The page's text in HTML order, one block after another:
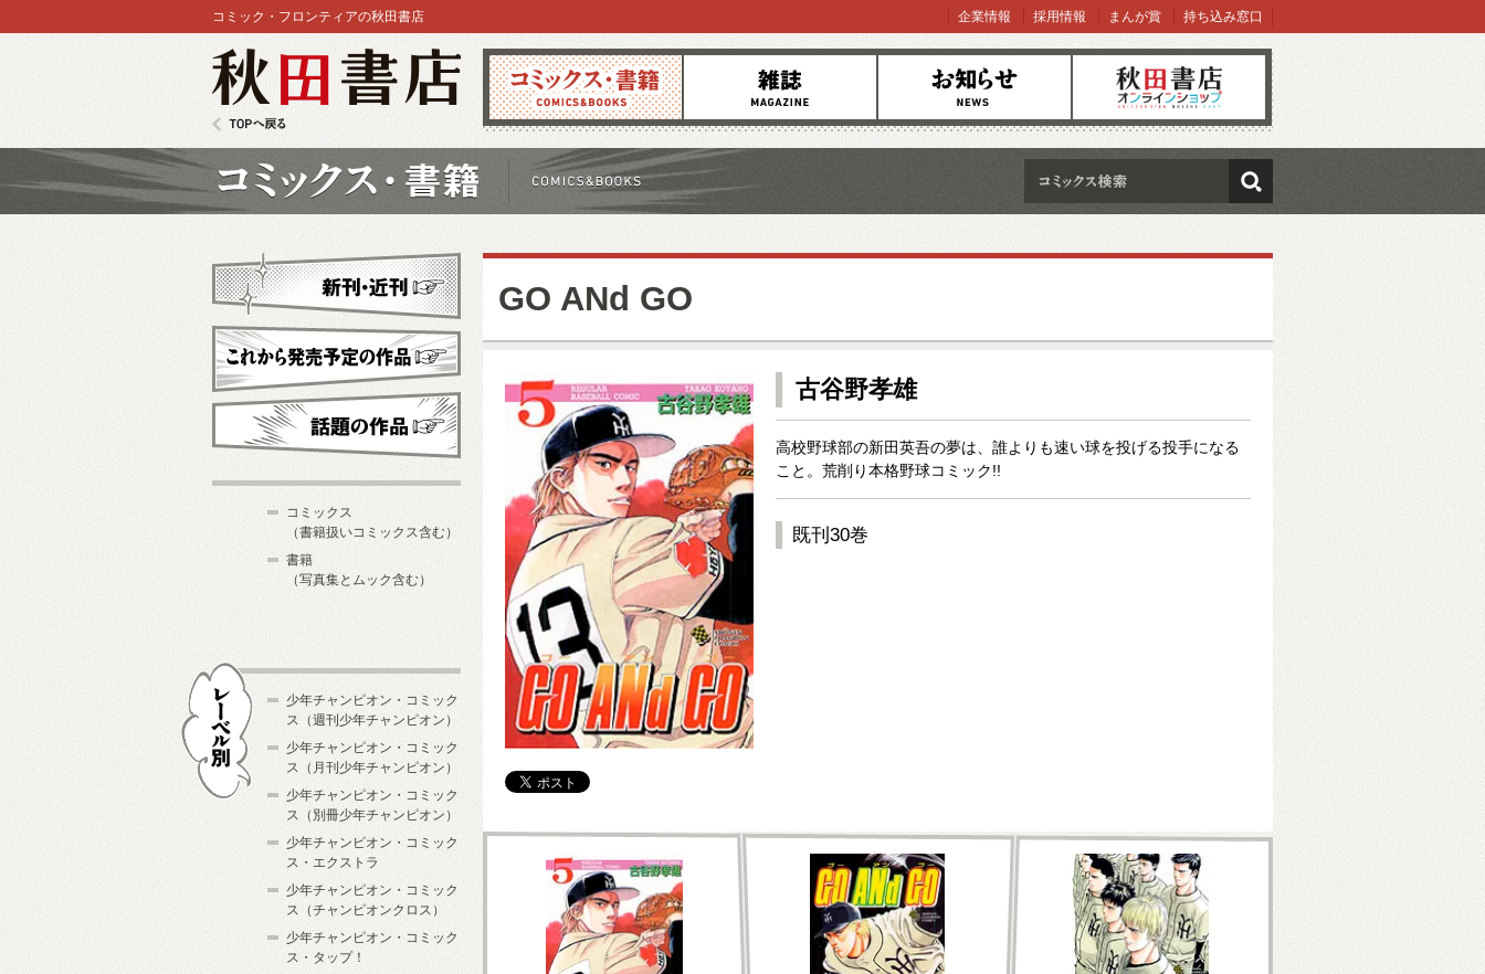
コミックス 雑誌 お知らせ オンラインショップ
コミック・フロンティアの秋田書店 企業情報 採用情報 まんが賞 持ち込み窓口
検索
GO ANd GO
古谷野孝雄
高校野球部の新田英吾の夢は、誰よりも速い球を投げる投手になる
こと。荒削り本格野球コミック!!
既刊30巻
新刊・近刊
これから発売予定
コミックス
（書籍扱いコミックス含む）
書籍
（写真集とムック含む）
少年チャンピオン・コミック
ス（週刊少年チャンピオン）
少年チャンピオン・コミック
ス（月刊少年チャンピオン）
少年チャンピオン・コミック
ス（別冊少年チャンピオン）
少年チャンピオン・コミック
ス・エクストラ
少年チャンピオン・コミック
ス（チャンピオンクロス）
少年チャンピオン・コミック
ス・タップ！